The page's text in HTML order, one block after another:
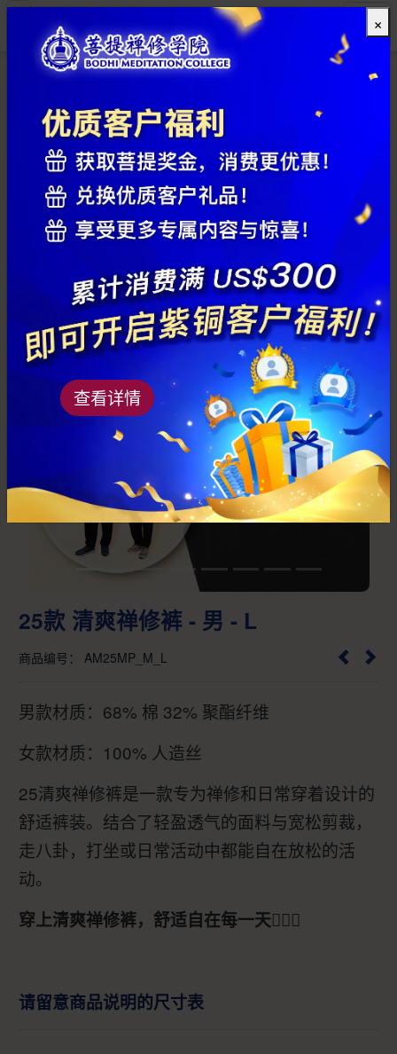
全部
Previous Next
25款 清爽禅修裤 - 男 - L
商品编号： AM25MP_M_L
男款材质：68% 棉 32% 聚酯纤维
女款材质：100% 人造丝
25清爽禅修裤是一款专为禅修和日常穿着设计的
舒适裤装。结合了轻盈透气的面料与宽松剪裁，
走八卦，打坐或日常活动中都能自在放松的活
动。
穿上清爽禅修裤，舒适自在每一天🧘‍♂️✨
请留意商品说明的尺寸表
×
查看详情